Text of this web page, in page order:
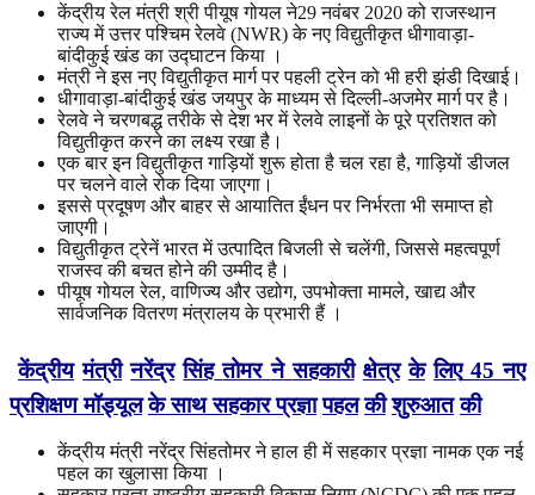
केंद्रीय रेल मंत्री श्री पीयूष गोयल ने29 नवंबर 2020 को राजस्थान
राज्य में उत्तर पश्चिम रेलवे (NWR) के नए विद्युतीकृत धीगावाड़ा-
बांदीकुई खंड का उद्घाटन किया ।
मंत्री ने इस नए विद्युतीकृत मार्ग पर पहली ट्रेन को भी हरी झंडी दिखाई।
धीगावाड़ा-बांदीकुई खंड जयपुर के माध्यम से दिल्ली-अजमेर मार्ग पर है।
रेलवे ने चरणबद्ध तरीके से देश भर में रेलवे लाइनों के पूरे प्रतिशत को
विद्युतीकृत करने का लक्ष्य रखा है।
एक बार इन विद्युतीकृत गाड़ियों शुरू होता है चल रहा है, गाड़ियों डीजल
पर चलने वाले रोक दिया जाएगा।
इससे प्रदूषण और बाहर से आयातित ईंधन पर निर्भरता भी समाप्त हो
जाएगी।
विद्युतीकृत ट्रेनें भारत में उत्पादित बिजली से चलेंगी, जिससे महत्वपूर्ण
राजस्व की बचत होने की उम्मीद है।
पीयूष गोयल रेल, वाणिज्य और उद्योग, उपभोक्ता मामले, खाद्य और
सार्वजनिक वितरण मंत्रालय के प्रभारी हैं ।
केंद्रीय मंत्री नरेंद्र सिंह तोमर ने सहकारी क्षेत्र के लिए45नए
प्रशिक्षण मॉड्यूल के साथ सहकार प्रज्ञा पहल की शुरुआत की
केंद्रीय मंत्री नरेंद्र सिंहतोमर ने हाल ही में सहकार प्रज्ञा नामक एक नई
पहल का खुलासा किया ।